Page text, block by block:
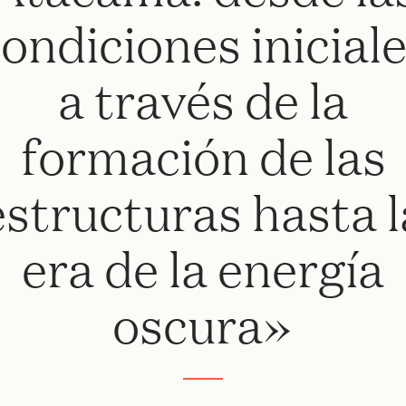
a través de la
formación de las
hasta
era de la energía
oscura»